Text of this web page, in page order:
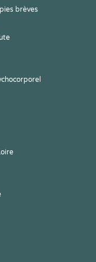
brèves